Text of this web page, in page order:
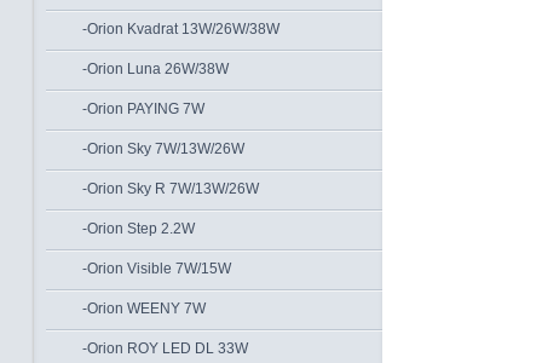
-Orion Kvadrat 13W/26W/38W
-Orion Luna 26W/38W
-Orion PAYING 7W
-Orion Sky 7W/13W/26W
-Orion Sky R 7W/13W/26W
-Orion Step 2.2W
-Orion Visible 7W/15W
-Orion WEENY 7W
-Orion ROY LED DL 33W